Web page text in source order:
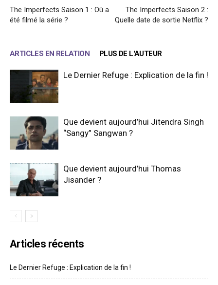
The Imperfects Saison 1 : Où a
été filmé la série ?
The Imperfects Saison 2 :
Quelle date de sortie Netflix ?
ARTICLES EN RELATION PLUS DE L'AUTEUR
Le Dernier Refuge : Explication de la fin !
Que devient aujourd’hui Jitendra Singh
“Sangy” Sangwan ?
Que devient aujourd’hui Thomas
Jisander ?
Articles récents
Le Dernier Refuge : Explication de la fin !